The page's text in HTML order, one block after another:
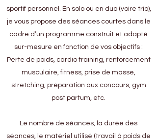
sportif personnel. En solo ou en duo (voire trio),
je vous propose des séances courtes dans le
cadre d’un programme construit et adapté
sur-mesure en fonction de vos objectifs :
Perte de poids, cardio training, renforcement
musculaire, fitness, prise de masse,
stretching, préparation aux concours, gym
post partum, etc.
Le nombre de séances, la durée des
séances, le matériel utilisé (travail à poids de